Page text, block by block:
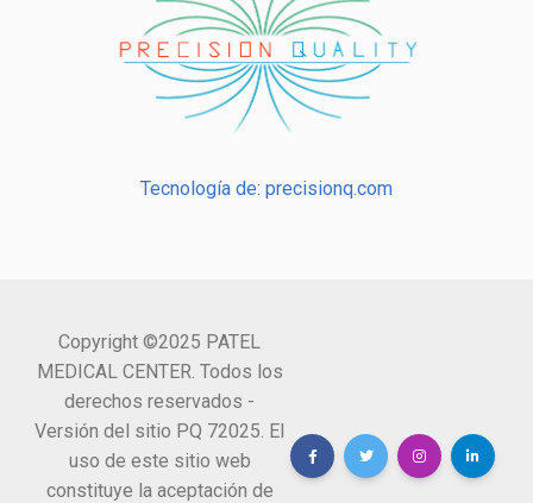
Tecnología de: precisionq.com
Copyright ©2025 PATEL
MEDICAL CENTER. Todos los
derechos reservados -
Versión del sitio PQ 72025. El
uso de este sitio web
constituye la aceptación de